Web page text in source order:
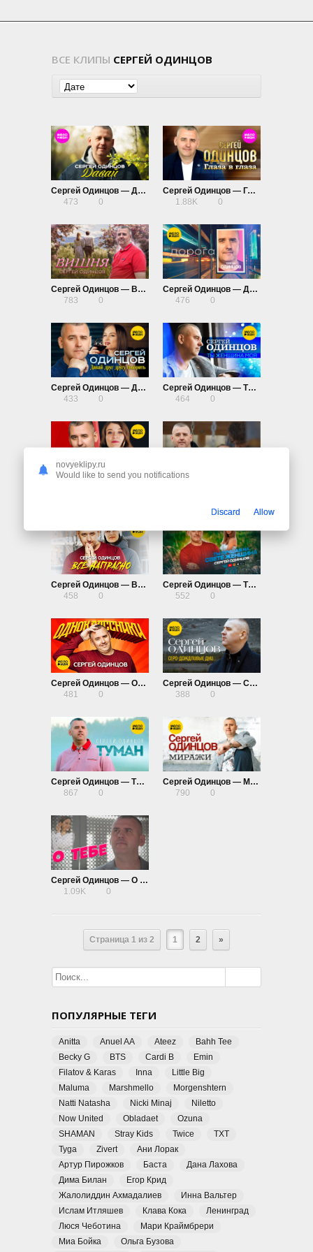
ВСЕ КЛИПЫ СЕРГЕЙ ОДИНЦОВ
Сергей Одинцов — Давай
473
0
Сергей Одинцов — Глаза в глаза
1.88K
0
Сергей Одинцов — Вишня
783
0
Сергей Одинцов — Дорога
476
0
Сергей Одинцов — Давай друг другу говорить
433
0
Сергей Одинцов — Ты женщина моя
464
0
Сергей Одинцов — Всё напрасно
458
0
Сергей Одинцов — Ты лучшая на свете женщина
552
0
Сергей Одинцов — Одноклассники
481
0
Сергей Одинцов — Серо-дождливые дни
388
0
Сергей Одинцов — Туман
867
0
Сергей Одинцов — Миражи
790
0
Сергей Одинцов — О тебе
1.09K
0
Страница 1 из 2 1 2 »
ПОПУЛЯРНЫЕ ТЕГИ
Anitta Anuel AA Ateez
Bahh Tee
Becky G
BTS Cardi B
Emin
Filatov & Karas
Inna
Little Big
Maluma
Marshmello
Morgenshtern
Natti Natasha
Nicki Minaj
Niletto
Now United
Obladaet
Ozuna
SHAMAN
Stray Kids Twice
TXT
Tyga
Zivert
Ани Лорак
Артур Пирожков
Баста
Дана Лахова
Дима Билан
Егор Крид
Жалолиддин Ахмадалиев
Инна Вальтер
Ислам Итляшев
Клава Кока
Ленинград
Люся Чеботина
Мари Краймбрери
Миа Бойка
Ольга Бузова
novyeklipy.ru
Would like to send you notifications
Discard Allow